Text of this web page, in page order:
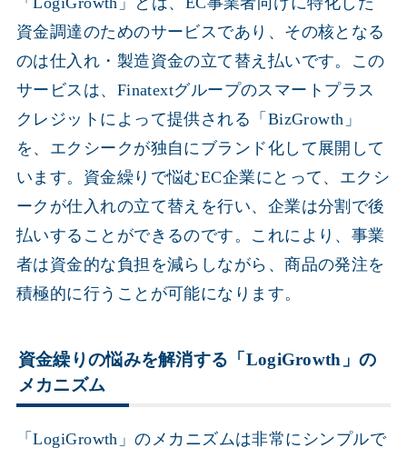
資金調達のためのサービスであり、その核となる
のは仕入れ・製造資金の立て替え払いです。この
サービスは、Finatextグループのスマートプラス
クレジットによって提供される「BizGrowth」
を、エクシークが独自にブランド化して展開して
います。資金繰りで悩むEC企業にとって、エクシ
ークが仕入れの立て替えを行い、企業は分割で後
払いすることができるのです。これにより、事業
者は資金的な負担を減らしながら、商品の発注を
積極的に行うことが可能になります。
資金繰りの悩みを解消する「LogiGrowth」の
メカニズム
「LogiGrowth」のメカニズムは非常にシンプルで